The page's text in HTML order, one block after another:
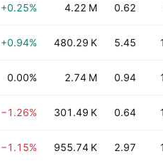
+0.25% 4.22 M 0.62
+0.94% 480.29 K 5.45
0.00% 2.74 M 0.94
−1.26% 301.49 K 0.64
−1.15% 955.74 K 2.97